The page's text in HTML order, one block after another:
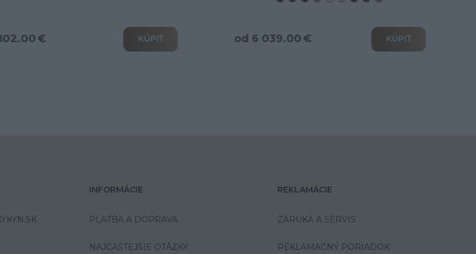
6 039.00 € KÚPIŤ od 3 466.00 € KÚPIŤ
INFORMÁCIE
PLATBA A DOPRAVA
NAJČASTEJŠIE OTÁZKY
REKLAMÁCIE
ZÁRUKA A SERVIS
REKLAMAČNÝ PORIADOK